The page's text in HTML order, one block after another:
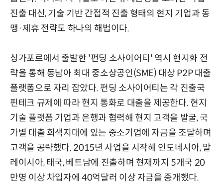
진출 대신, 기술 기반 간접적 진출 형태의 현지 기업과 동
맹·제휴 전략도 하나의 해법이다.
싱가포르에서 출발한 '펀딩 소사이어티' 역시 현지화 전
략을 통해 동남아 최대 중소상공인(SME) 대상 P2P 대출
플랫폼으로 자리 잡았다. 펀딩 소사이어티는 각 진출국
핀테크 규제에 따라 현지 통화로 대출을 제공한다. 현지
기술 플랫폼 기업과 은행과 협력해 현지 고객을 발굴, 국
가별 대출 회색지대에 있는 중소기업에 자금을 조달하며
고객을 공략했다. 2015년 사업을 시작해 인도네시아, 말
레이시아, 태국, 베트남에 진출하며 현재까지 5개국 20
만명 이상 차입자에 40억달러 이상 자금을 중개했다.